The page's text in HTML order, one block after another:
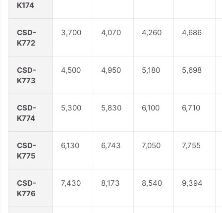
K174
CSD-
K772
3,700 4,070 4,260 4,686
CSD-
K773
4,500 4,950 5,180 5,698
CSD-
K774
5,300 5,830 6,100 6,710
CSD-
K775
6,130 6,743 7,050 7,755
CSD-
K776
7,430 8,173 8,540 9,394